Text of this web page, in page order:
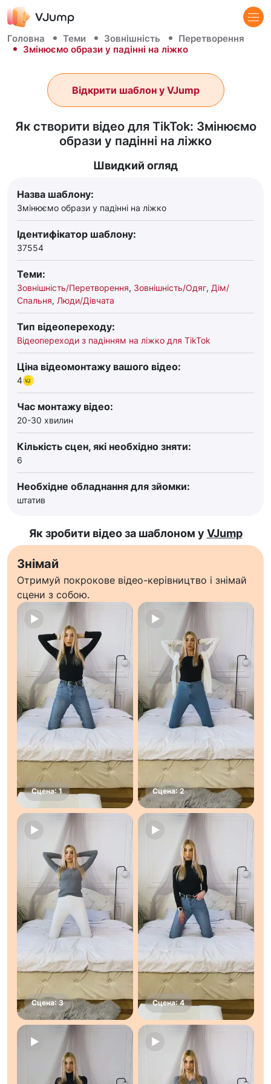
Головна Теми Зовнішність
Перетворення
Змінюємо образи у падінні на ліжко
Як створити відео для TikTok: Змінюємо
образи у падінні на ліжко
Відкрити шаблон у VJump
Швидкий огляд
Назва шаблону:
Змінюємо образи у падінні на ліжко
Ідентифікатор шаблону:
37554
Теми:
Зовнішність/Перетворення, Зовнішність/Одяг, Дім/
Спальня, Люди/Дівчата
Тип відеопереходу:
Відеопереходи з падінням на ліжко для TikTok
Ціна відеомонтажу вашого відео:
4
Час монтажу відео:
20-30 хвилин
Кількість сцен, які необхідно зняти:
6
Необхідне обладнання для зйомки:
штатив
Як зробити відео за шаблоном у VJump
Знімай
Отримуй покрокове відео-керівництво і знімай
сцени з собою.